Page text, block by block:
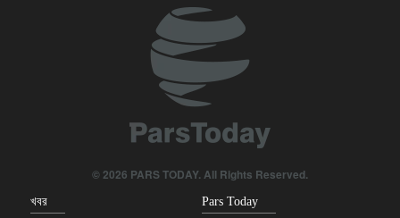
আমেরিকাকে বিপর্যয়কর যুদ্ধে জড়িয়েছেন দুর্নীতিগ্রস্ত ট্রাম্প: স্যান্ডার্স
পশ্চিমবঙ্গে দুই দিনে ১,৫০০ মসজিদ ও মন্দিরের মাইক অপসারণ
মার্কিন অস্ত্র সংকটের খবর ফাঁসে ক্ষুব্ধ ট্রাম্প: কঠোর শাস্তির মুখে সাংবাদিকরা
© 2026 PARS TODAY. All Rights Reserved.
খবর Pars Today